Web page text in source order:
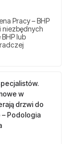
Pracy – BHP
niezbędnych
lub
w
drzwi do
Podologia